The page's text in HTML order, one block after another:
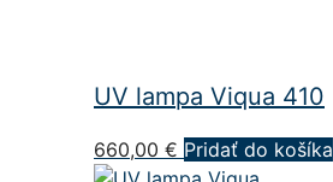
UV lampa Viqua 410
660,00 € Pridať do košíka